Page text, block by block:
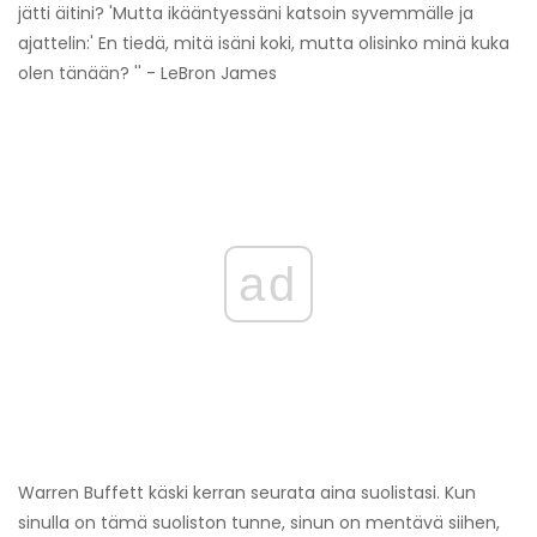
jätti äitini? 'Mutta ikääntyessäni katsoin syvemmälle ja
ajattelin:' En tiedä, mitä isäni koki, mutta olisinko minä kuka
olen tänään? '' - LeBron James
ad
Warren Buffett käski kerran seurata aina suolistasi. Kun
sinulla on tämä suoliston tunne, sinun on mentävä siihen,